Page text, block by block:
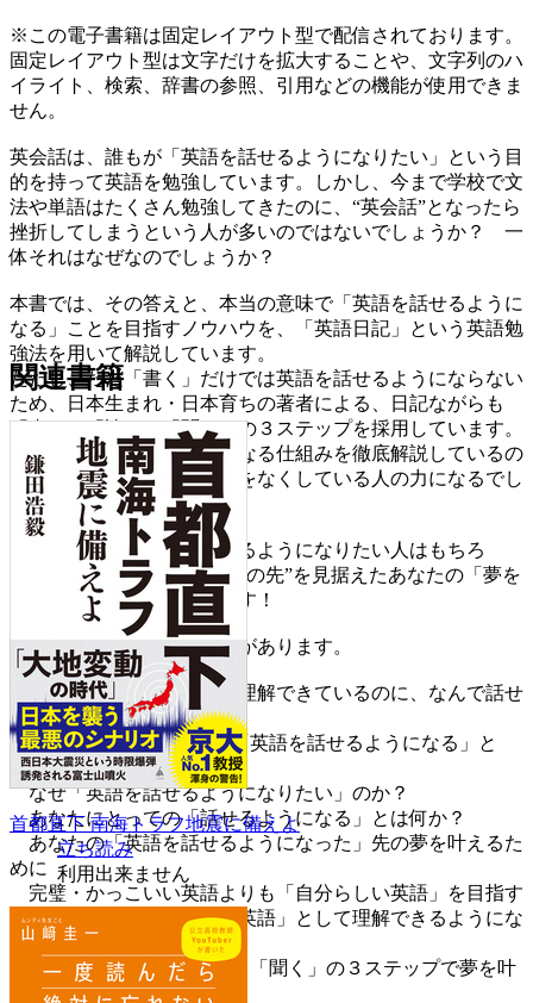
※この電子書籍は固定レイアウト型で配信されております。
固定レイアウト型は文字だけを拡大することや、文字列のハ
イライト、検索、辞書の参照、引用などの機能が使用できま
せん。
英会話は、誰もが「英語を話せるようになりたい」という目
的を持って英語を勉強しています。しかし、今まで学校で文
法や単語はたくさん勉強してきたのに、“英会話”となったら
挫折してしまうという人が多いのではないでしょうか？ 一
体それはなぜなのでしょうか？
本書では、その答えと、本当の意味で「英語を話せるように
なる」ことを目指すノウハウを、「英語日記」という英語勉
強法を用いて解説しています。
ただし、ただ「書く」だけでは英語を話せるようにならない
ため、日本生まれ・日本育ちの著者による、日記ながらも
「書く」「読む」「聞く」の３ステップを採用しています。
本当に英語を話せるようになる仕組みを徹底解説しているの
で、自分の英会話力に自信をなくしている人の力になるでし
ょう。
そして本書は、英語を話せるようになりたい人はもちろ
ん、“話せるようになったその先”を見据えたあなたの「夢を
叶える」助けになるはずです！
※カバー画像が異なる場合があります。
はじめに 私たちは文法を理解できているのに、なんで話せ
ないんだろう？
Chapter1 英語はツール！「英語を話せるようになる」と
は？
なぜ「英語を話せるようになりたい」のか？
あなたにとっての「話せるようになる」とは何か？
あなたの「英語を話せるようになった」先の夢を叶えるた
めに
完璧・かっこいい英語よりも「自分らしい英語」を目指す
どうしたら「英語」を「英語」として理解できるようにな
る？
Chapter2 「書く」「話す」「聞く」の３ステップで夢を叶
える！ 365日の英語日記
関連書籍
首都直下 南海トラフ地震に備えよ
立ち読み
利用出来ません